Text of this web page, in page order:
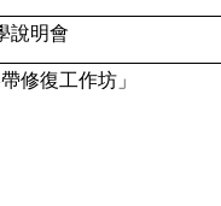
說明會
修復工作坊」